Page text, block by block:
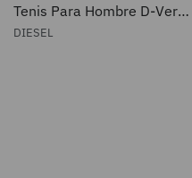
Tenis Para Hombre D-Verse
S-D-Verse Mid Ii Diesel
DIESEL